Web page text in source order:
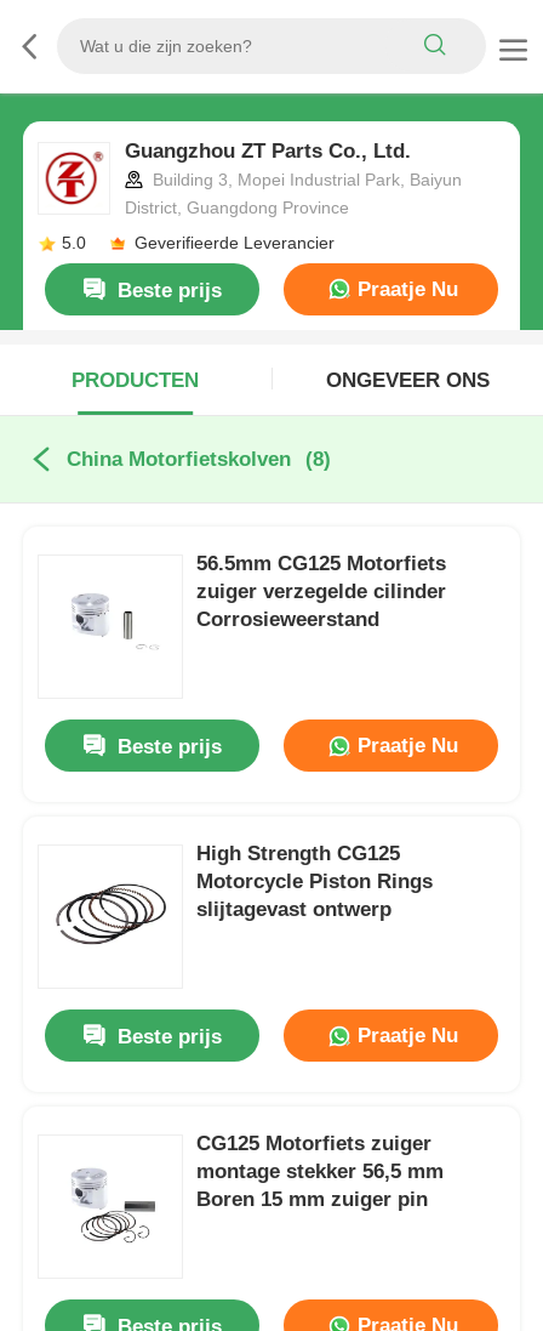
Guangzhou ZT Parts Co., Ltd.
Building 3, Mopei Industrial Park, Baiyun
District, Guangdong Province
5.0
Geverifieerde Leverancier
Beste prijs Praatje Nu
PRODUCTEN ONGEVEER ONS
China Motorfietskolven (8)
56.5mm CG125 Motorfiets
zuiger verzegelde cilinder
Corrosieweerstand
Beste prijs Praatje Nu
High Strength CG125
Motorcycle Piston Rings
slijtagevast ontwerp
Beste prijs Praatje Nu
CG125 Motorfiets zuiger
montage stekker 56,5 mm
Boren 15 mm zuiger pin
Praatje Nu